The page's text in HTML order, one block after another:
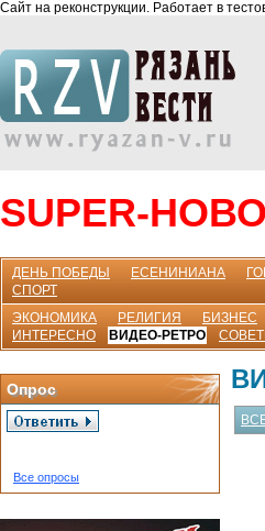
Сайт на реконструкции. Работает в
SUPER-
ДЕНЬ ПОБЕДЫ ЕСЕНИНИАНА
СПОРТ
ЭКОНОМИКА
РЕЛИГИЯ БИЗНЕС
ИНТЕРЕСНО
ВИДЕО-РЕТРО
Опрос
Все опросы